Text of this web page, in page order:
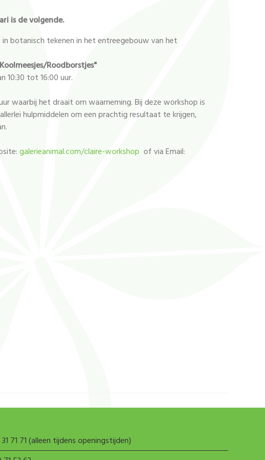
is de volgende.
botanisch tekenen in het entreegebouw van het
Roodborstjes"
10:30 tot 16:00 uur.
waarbij het draait om waarneming. Bij deze workshop is
hulpmiddelen om een prachtig resultaat te krijgen,
galerieanimal.com/claire-workshop of via Email:
71 71 (alleen tijdens openingstijden)